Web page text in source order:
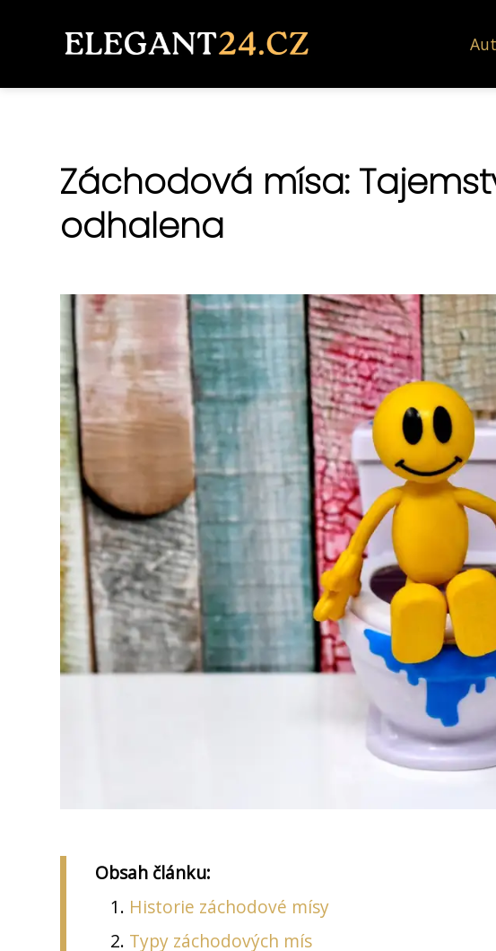
Záchodová mísa:
odhalena
Obsah článku:
Historie záchodové mísy
Typy záchodových mís